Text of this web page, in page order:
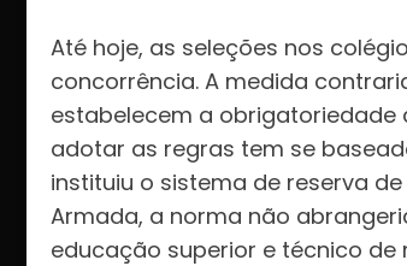
Até hoje, as seleções nos
concorrência. A medida
estabelecem a obrigatoriedade
adotar as regras tem se
instituiu o sistema de reserva
Armada, a norma não
educação superior e técnico de